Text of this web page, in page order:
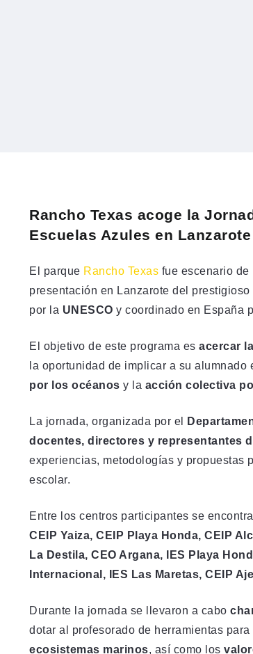
Rancho Texas acoge la
Escuelas Azules en Lanzarote
El parque Rancho Texas fue escenario de
presentación en Lanzarote del prestigioso
por la UNESCO y coordinado en España
El objetivo de este programa es acercar
la oportunidad de implicar a su alumnado
por los océanos y la acción colectiva
La jornada, organizada por el
docentes, directores y representantes
experiencias, metodologías y propuestas
escolar.
Entre los centros participantes se
CEIP Yaiza, CEIP Playa Honda, CEIP
La Destila, CEO Argana, IES Playa
Internacional, IES Las Maretas, CEIP
Durante la jornada se llevaron a cabo
dotar al profesorado de herramientas
ecosistemas marinos, así como los